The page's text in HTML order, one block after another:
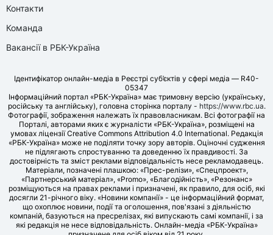
Контакти
Команда
Вакансії в РБК-Україна
Ідентифікатор онлайн-медіа в Реєстрі суб’єктів у сфері медіа — R40-
05347
Інформаційний портал «РБК-Україна» має тримовну версію (українську,
російську та англійську), головна сторінка порталу - https://www.rbc.ua.
Фотографії, зображення належать їх правовласникам. Всі фотографії на
Порталі, авторами яких є журналісти «РБК-Україна», розміщені на
умовах ліцензії Creative Commons Attribution 4.0 International. Редакція
«РБК-Україна» може не поділяти точку зору авторів. Оціночні судження
не підлягають спростуванню та доведенню їх правдивості. За
достовірність та зміст реклами відповідальність несе рекламодавець.
Матеріали, позначені плашкою: «Прес-релізи», «Спецпроект»,
«Партнерський матеріал», «Promo», «Благодійність», «Резонанс»
розміщуються на правах реклами і призначені, як правило, для осіб, які
досягли 21-річного віку. «Новини компанії» - це інформаційний формат,
що охоплює новини, події та оголошення, пов'язані з діяльністю
компаній, базуються на пресрелізах, які випускають самі компанії, і за
які редакція не несе відповідальність. Онлайн-медіа «РБК-Україна»